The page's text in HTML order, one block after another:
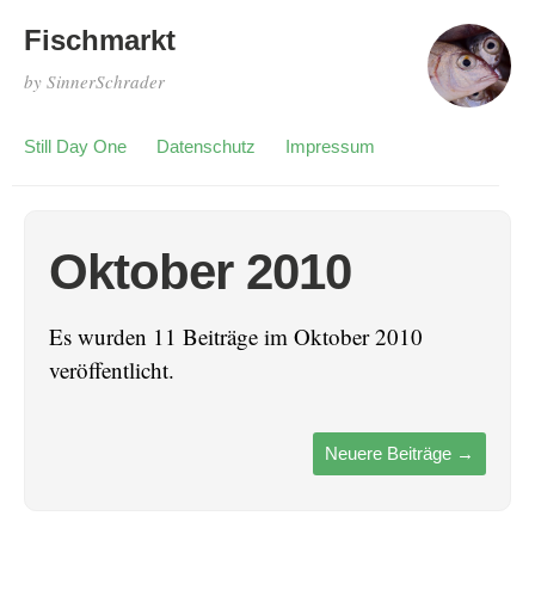
Fischmarkt
by SinnerSchrader
Still Day One Datenschutz Impressum
Oktober 2010
Es wurden 11 Beiträge im Oktober 2010
veröffentlicht.
Neuere Beiträge →